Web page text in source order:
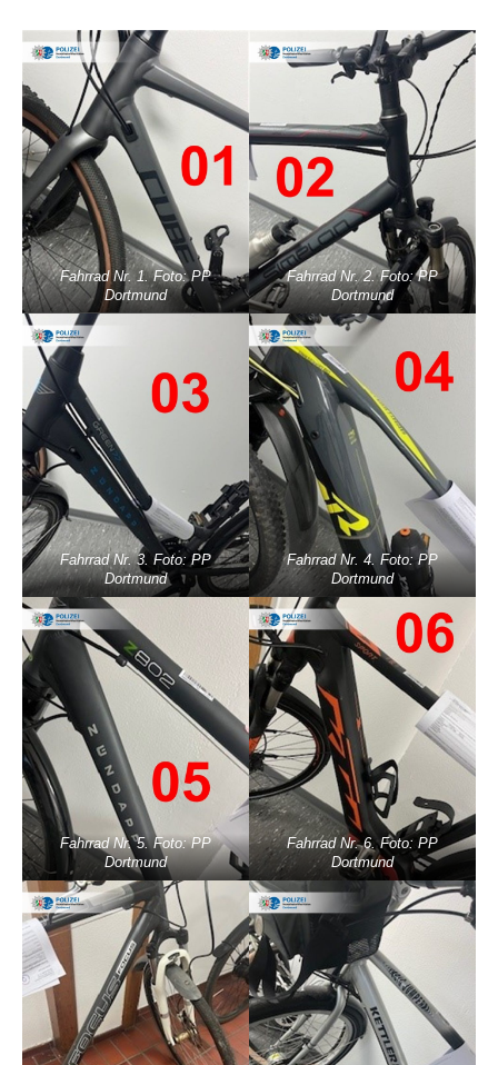
Fahrrad Nr. 1. Foto: PP
Dortmund
Fahrrad Nr. 2. Foto: PP
Dortmund
Fahrrad Nr. 3. Foto: PP
Dortmund
Fahrrad Nr. 4. Foto: PP
Dortmund
Fahrrad Nr. 5. Foto: PP
Dortmund
Fahrrad Nr. 6. Foto: PP
Dortmund